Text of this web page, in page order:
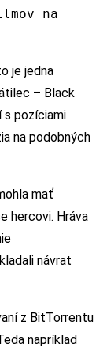
na
je jedna
– Black
s pozíciami
na podobných
mať
hercovi. Hráva
návrat
z BitTorrentu
napríklad